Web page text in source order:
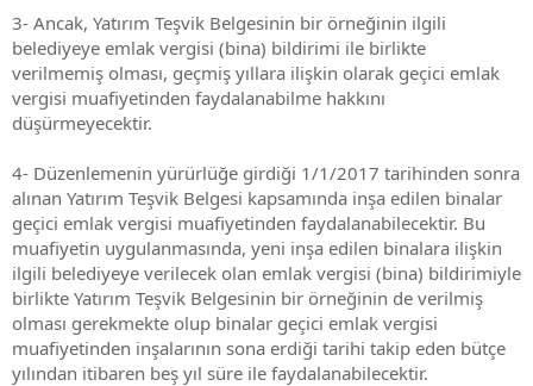
3- Ancak, Yatırım Teşvik Belgesinin bir örneğinin ilgili
belediyeye emlak vergisi (bina) bildirimi ile birlikte
verilmemiş olması, geçmiş yıllara ilişkin olarak geçici emlak
vergisi muafiyetinden faydalanabilme hakkını
düşürmeyecektir.
4- Düzenlemenin yürürlüğe girdiği 1/1/2017 tarihinden sonra
alınan Yatırım Teşvik Belgesi kapsamında inşa edilen binalar
geçici emlak vergisi muafiyetinden faydalanabilecektir. Bu
muafiyetin uygulanmasında, yeni inşa edilen binalara ilişkin
ilgili belediyeye verilecek olan emlak vergisi (bina) bildirimiyle
birlikte Yatırım Teşvik Belgesinin bir örneğinin de verilmiş
olması gerekmekte olup binalar geçici emlak vergisi
muafiyetinden inşalarının sona erdiği tarihi takip eden bütçe
yılından itibaren beş yıl süre ile faydalanabilecektir.